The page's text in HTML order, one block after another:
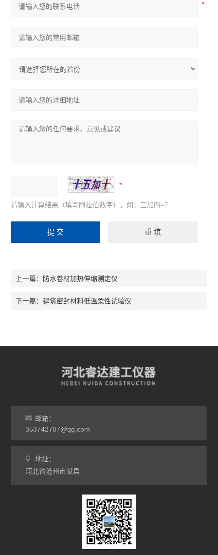
请输入计算结果（填写阿拉伯数字），如：三加四=7
上一篇： 防水卷材加热伸缩测定仪
下一篇： 建筑密封材料低温柔性试验仪
邮箱：
353742707@qq.com
地址：
河北省沧州市献县